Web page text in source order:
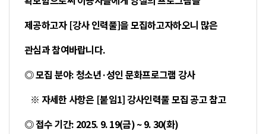
제공하고자 [강사 인력풀]을 모집하고자하오니 많은
관심과 참여바랍니다.
◎ 모집 분야: 청소년·성인 문화프로그램 강사
※ 자세한 사항은 [붙임1] 강사인력풀 모집 공고 참고
◎ 접수 기간: 2025. 9. 19(금) ~ 9. 30(화)